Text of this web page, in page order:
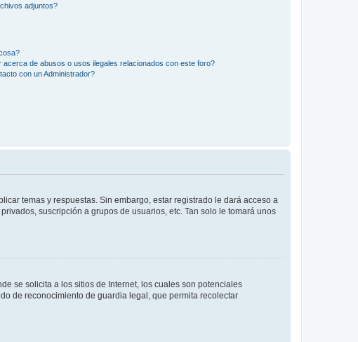
adjuntos?
acerca de abusos o usos ilegales relacionados con este foro?
con un Administrador?
temas y respuestas. Sin embargo, estar registrado le dará acceso a
suscripción a grupos de usuarios, etc. Tan solo le tomará unos
se solicita a los sitios de Internet, los cuales son potenciales
de reconocimiento de guardia legal, que permita recolectar